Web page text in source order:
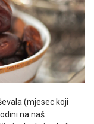
(mjesec koji
na naš